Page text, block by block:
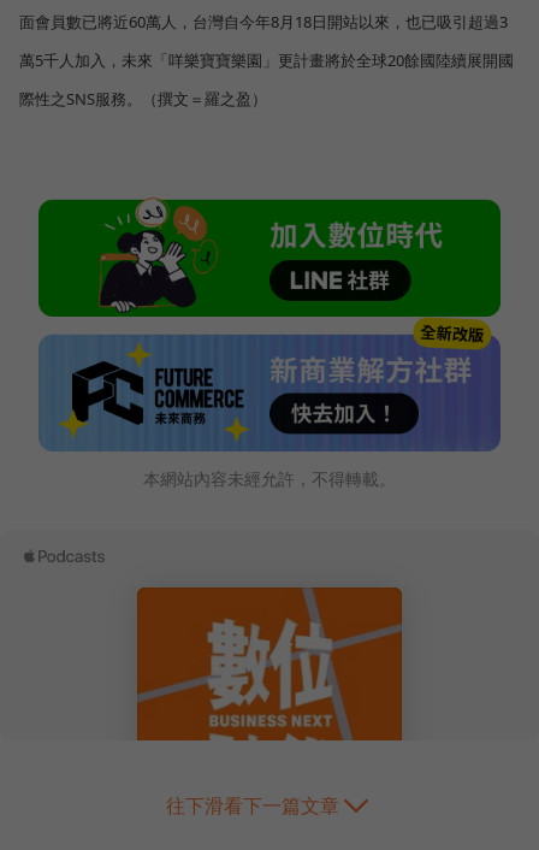
面會員數已將近60萬人，台灣自今年8月18日開站以來，也已吸引超過3
萬5千人加入，未來「咩樂寶寶樂園」更計畫將於全球20餘國陸續展開國
際性之SNS服務。（撰文＝羅之盈）
本網站內容未經允許，不得轉載。
往下滑看下一篇文章